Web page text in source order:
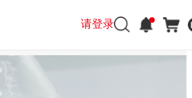
请登录